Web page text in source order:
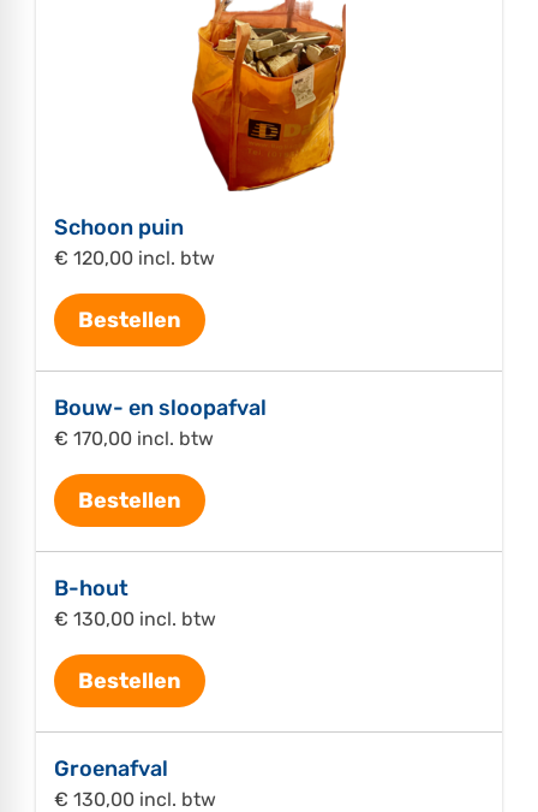
Schoon puin
€ 120,00 incl. btw
Bestellen
Bouw- en sloopafval
€ 170,00 incl. btw
Bestellen
B-hout
€ 130,00 incl. btw
Bestellen
Groenafval
€ 130,00 incl. btw